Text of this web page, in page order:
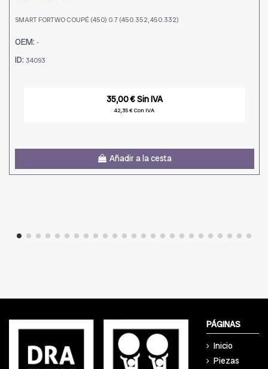
SMART FORTWO COUPÉ (450) 0.7 (450.352, 450.332)
OEM: -
ID: 34093
35,00 € Sin IVA
42,35 € Con IVA
Añadir a la cesta
PÁGINAS
Inicio
Piezas